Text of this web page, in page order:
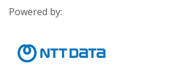
Powered by: